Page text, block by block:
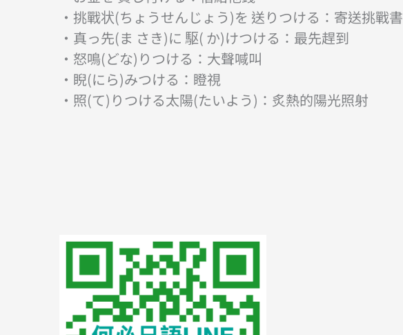
・挑戰状(ちょうせんじょう)を 送りつける：寄送挑戰書
・真っ先(ま さき)に 駆( か)けつける：最先趕到
・怒鳴(どな)りつける：大聲喊叫
・睨(にら)みつける：瞪視
・照(て)りつける太陽(たいよう)：炙熱的陽光照射